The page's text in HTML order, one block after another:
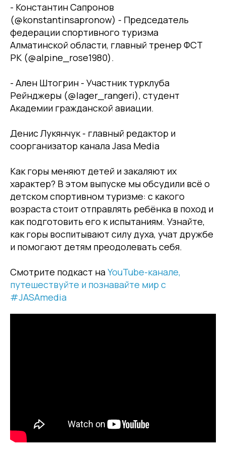
- Константин Сапронов
(@konstantinsapronow) - Председатель
федерации спортивного туризма
Алматинской области, главный тренер ФСТ
РК (@alpine_rose1980).
- Ален Штогрин - Участник турклуба
Рейнджеры (@lager_rangeri), студент
Академии гражданской авиации.
Денис Лукянчук - главный редактор и
соорганизатор канала Jasa Media
Как горы меняют детей и закаляют их
характер? В этом выпуске мы обсудили всё о
детском спортивном туризме: с какого
возраста стоит отправлять ребёнка в поход и
как подготовить его к испытаниям. Узнайте,
как горы воспитывают силу духа, учат дружбе
и помогают детям преодолевать себя.
Смотрите подкаст наYouTube-канале,
путешествуйте и познавайте мир с
#JASAmedia